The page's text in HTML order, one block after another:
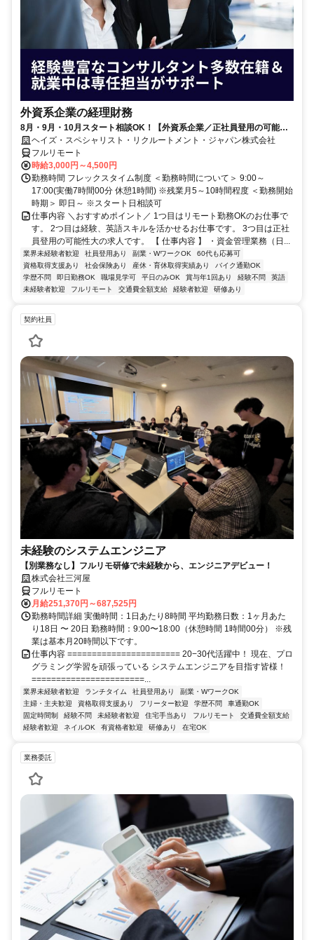
外資系企業の経理財務
8月・9月・10月スタート相談OK！【外資系企業／正社員登用の可能性
大／700万～800万／リモート勤務OK】経理財務
ヘイズ・スペシャリスト・リクルートメント・ジャパン株式会社
フルリモート
時給3,000円～4,500円
勤務時間 フレックスタイム制度 ＜勤務時間について＞ 9:00～
17:00(実働7時間00分 休憩1時間) ※残業月5～10時間程度 ＜勤務開始
時期＞ 即日～ ※スタート日相談可
仕事内容 ＼おすすめポイント／ 1つ目はリモート勤務OKのお仕事で
す。 2つ目は経験、英語スキルを活かせるお仕事です。 3つ目は正社
員登用の可能性大の求人です。 【 仕事内容 】 ・資金管理業務（日...
業界未経験者歓迎 社員登用あり 副業・WワークOK
60代も応募可
資格取得支援あり
社会保険あり 産休・育休取得実績あり
バイク通勤OK
学歴不問
即日勤務OK 職場見学可 平日のみOK 賞与年1回あり 経験不問
英語
未経験者歓迎
フルリモート 交通費全額支給 経験者歓迎 研修あり
契約社員
未経験のシステムエンジニア
【別業務なし】フルリモ研修で未経験から、エンジニアデビュー！
株式会社三河屋
フルリモート
月給251,370円～687,525円
勤務時間詳細 実働時間：1日あたり8時間 平均勤務日数：1ヶ月あた
り18日 〜 20日 勤務時間：9:00〜18:00（休憩時間 1時間00分） ※残
業は基本月20時間以下です。
仕事内容 ======================= 20−30代活躍中！ 現在、プロ
グラミング学習を頑張っている システムエンジニアを目指す皆様！
=======================...
業界未経験者歓迎 ランチタイム 社員登用あり
副業・WワークOK
主婦・主夫歓迎
資格取得支援あり フリーター歓迎 学歴不問
車通勤OK
固定時間制
経験不問 未経験者歓迎 住宅手当あり フルリモート
交通費全額支給
経験者歓迎
ネイルOK 有資格者歓迎 研修あり 在宅OK
業務委託